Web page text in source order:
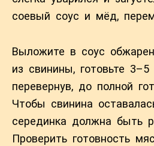
соевый соус и мёд,
Выложите в соус
из свинины, готовьте
перевернув, до полной
Чтобы свинина
серединка должна быть
Проверить готовность